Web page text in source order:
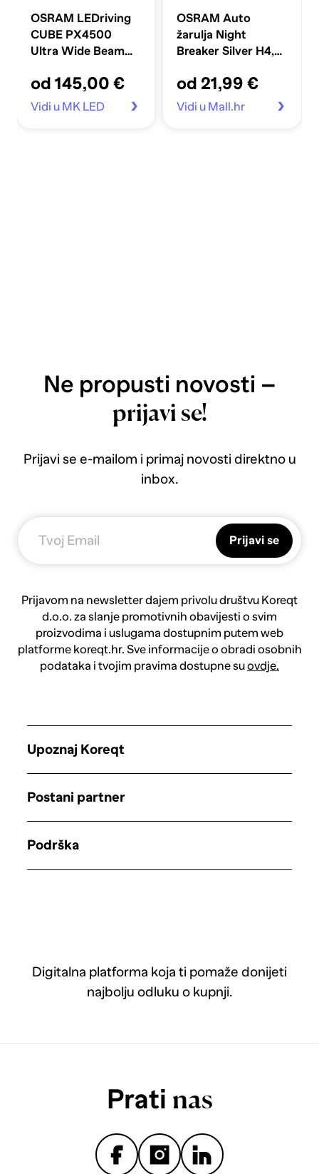
OSRAM LEDriving
CUBE PX4500
Ultra Wide Beam
od 145,00 €
Vidi u MK LED
OSRAM Auto
žarulja Night
Breaker Silver H4,
od 21,99 €
Vidi u Mall.hr
Ne propusti novosti –
prijavi se!
Prijavi se e-mailom i primaj novosti direktno u
inbox.
Prijavi se
Prijavom na newsletter dajem privolu društvu Koreqt
d.o.o. za slanje promotivnih obavijesti o svim
proizvodima i uslugama dostupnim putem web
platforme koreqt.hr. Sve informacije o obradi osobnih
podataka i tvojim pravima dostupne suovdje.
Digitalna platforma koja ti pomaže donijeti
najbolju odluku o kupnji.
Upoznaj Koreqt
Postani partner
Podrška
Prati nas